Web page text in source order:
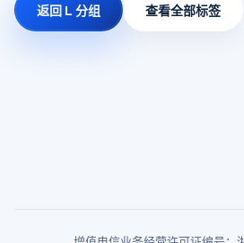
返回 L 分组 查看全部标签